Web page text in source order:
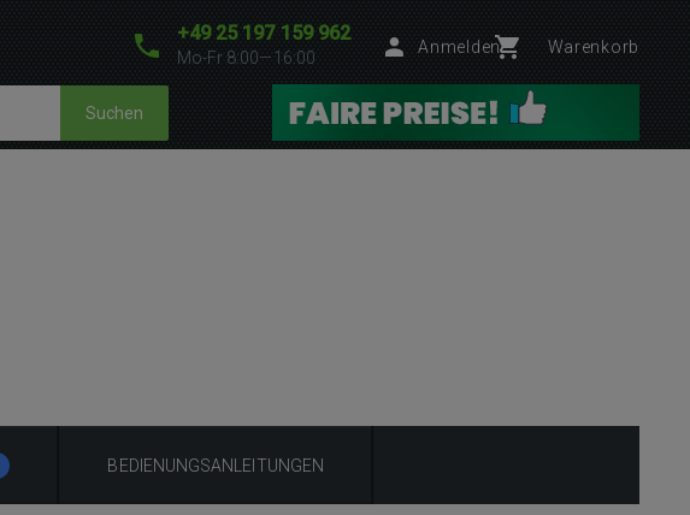
+49 25 197 159 962
Mo-Fr 8:00—16:00
Anmelden Warenkorb
Suchen
BEDIENUNGSANLEITUNGEN